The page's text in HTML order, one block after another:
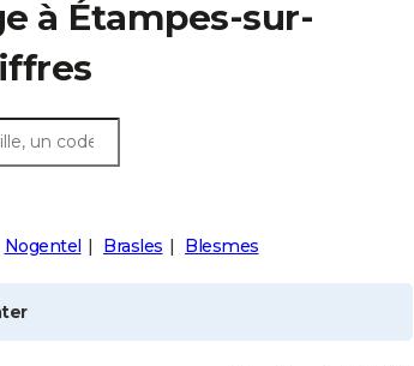
à Étampes-sur-
Nogentel Brasles Blesmes